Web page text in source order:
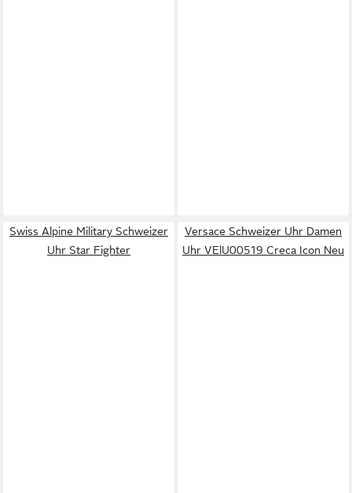
Swiss Alpine Military Schweizer
Uhr Star Fighter
Versace Schweizer Uhr Damen
Uhr VElU00519 Creca Icon Neu